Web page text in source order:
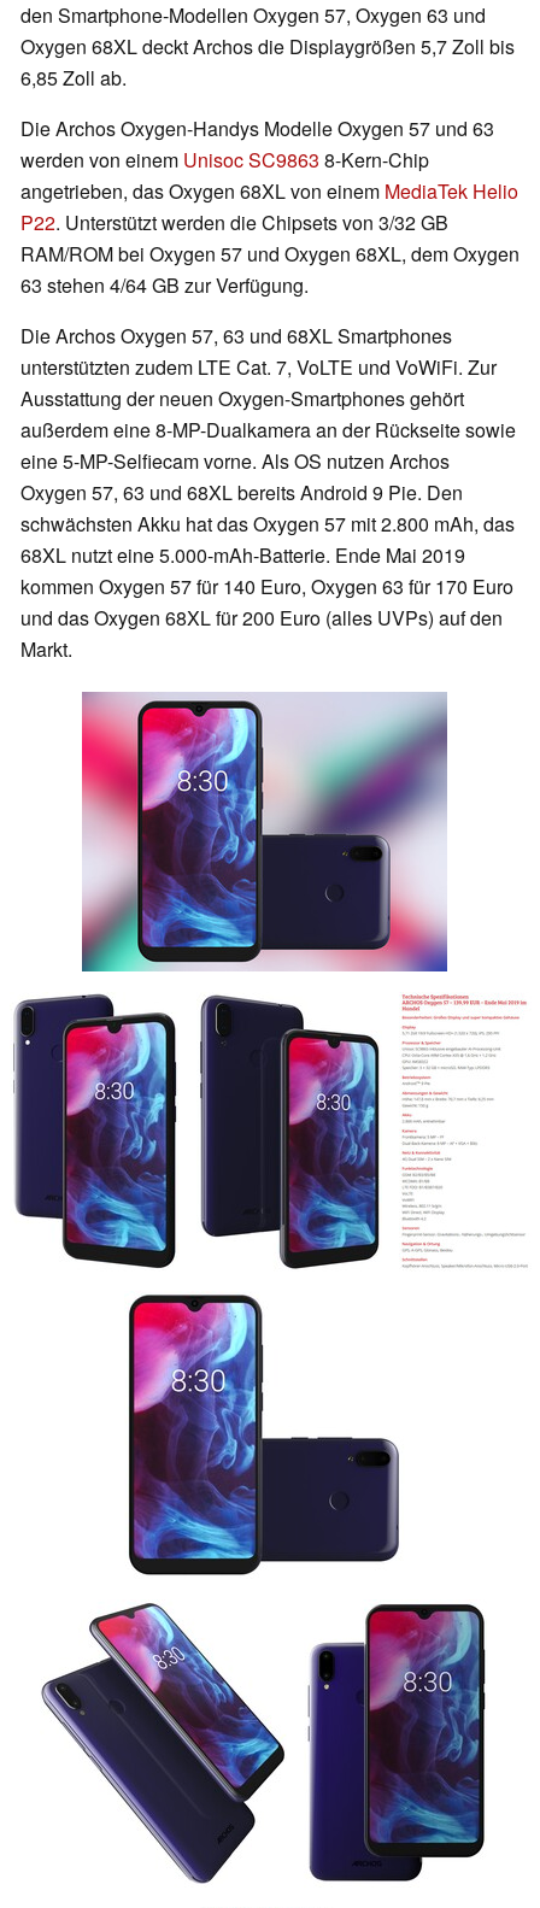
den Smartphone-Modellen Oxygen 57, Oxygen 63 und
Oxygen 68XL deckt Archos die Displaygrößen 5,7 Zoll bis
6,85 Zoll ab.
Die Archos Oxygen-Handys Modelle Oxygen 57 und 63
werden von einem Unisoc SC9863 8-Kern-Chip
angetrieben, das Oxygen 68XL von einem MediaTek Helio
P22. Unterstützt werden die Chipsets von 3/32 GB
RAM/ROM bei Oxygen 57 und Oxygen 68XL, dem Oxygen
63 stehen 4/64 GB zur Verfügung.
Die Archos Oxygen 57, 63 und 68XL Smartphones
unterstützten zudem LTE Cat. 7, VoLTE und VoWiFi. Zur
Ausstattung der neuen Oxygen-Smartphones gehört
außerdem eine 8-MP-Dualkamera an der Rückseite sowie
eine 5-MP-Selfiecam vorne. Als OS nutzen Archos
Oxygen 57, 63 und 68XL bereits Android 9 Pie. Den
schwächsten Akku hat das Oxygen 57 mit 2.800 mAh, das
68XL nutzt eine 5.000-mAh-Batterie. Ende Mai 2019
kommen Oxygen 57 für 140 Euro, Oxygen 63 für 170 Euro
und das Oxygen 68XL für 200 Euro (alles UVPs) auf den
Markt.